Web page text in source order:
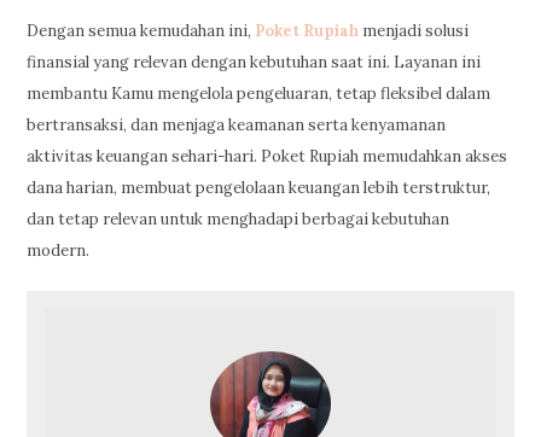
Dengan semua kemudahan ini, Poket Rupiah menjadi solusi
finansial yang relevan dengan kebutuhan saat ini. Layanan ini
membantu Kamu mengelola pengeluaran, tetap fleksibel dalam
bertransaksi, dan menjaga keamanan serta kenyamanan
aktivitas keuangan sehari-hari. Poket Rupiah memudahkan akses
dana harian, membuat pengelolaan keuangan lebih terstruktur,
dan tetap relevan untuk menghadapi berbagai kebutuhan
modern.